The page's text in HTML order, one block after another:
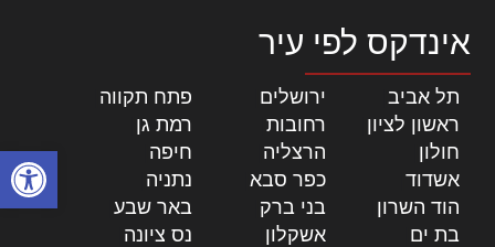
פתח
אינדקס לפי עיר
תל אביב ירושלים פתח תקווה
ראשון לציון
רחובות רמת גן
חולון
הרצליה חיפה
אשדוד
כפר סבא נתניה
הוד השרון
בני ברק באר שבע
בת ים
אשקלון נס ציונה